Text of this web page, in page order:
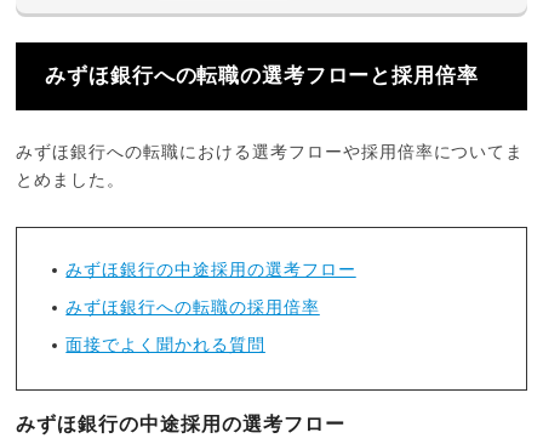
みずほ銀行への転職の選考フローと採用倍率
みずほ銀行への転職における選考フローや採用倍率についてま
とめました。
みずほ銀行の中途採用の選考フロー
みずほ銀行への転職の採用倍率
面接でよく聞かれる質問
みずほ銀行の中途採用の選考フロー